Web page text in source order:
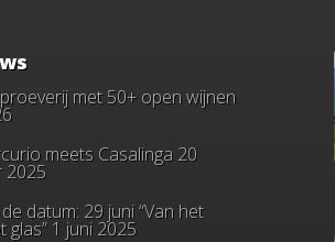
met 50+ open wijnen
meets Casalinga 20
2025
datum: 29 juni “Van het
glas” 1 juni 2025